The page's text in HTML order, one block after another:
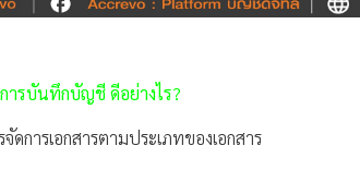
ารบันทึกบัญชี ดีอย่างไร?
ดการเอกสารตามประเภทของเอกสาร